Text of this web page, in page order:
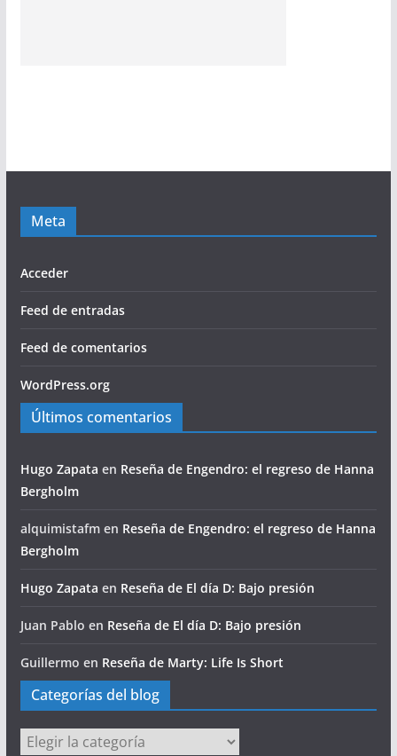
Meta
Acceder
Feed de entradas
Feed de comentarios
WordPress.org
Últimos comentarios
Hugo Zapata en Reseña de Engendro: el regreso de Hanna
Bergholm
alquimistafmen Reseña de Engendro: el regreso de Hanna
Bergholm
Hugo Zapata en Reseña de El día D: Bajo presión
Juan Pablo en Reseña de El día D: Bajo presión
Guillermo en Reseña de Marty: Life Is Short
Categorías del blog
Categorías